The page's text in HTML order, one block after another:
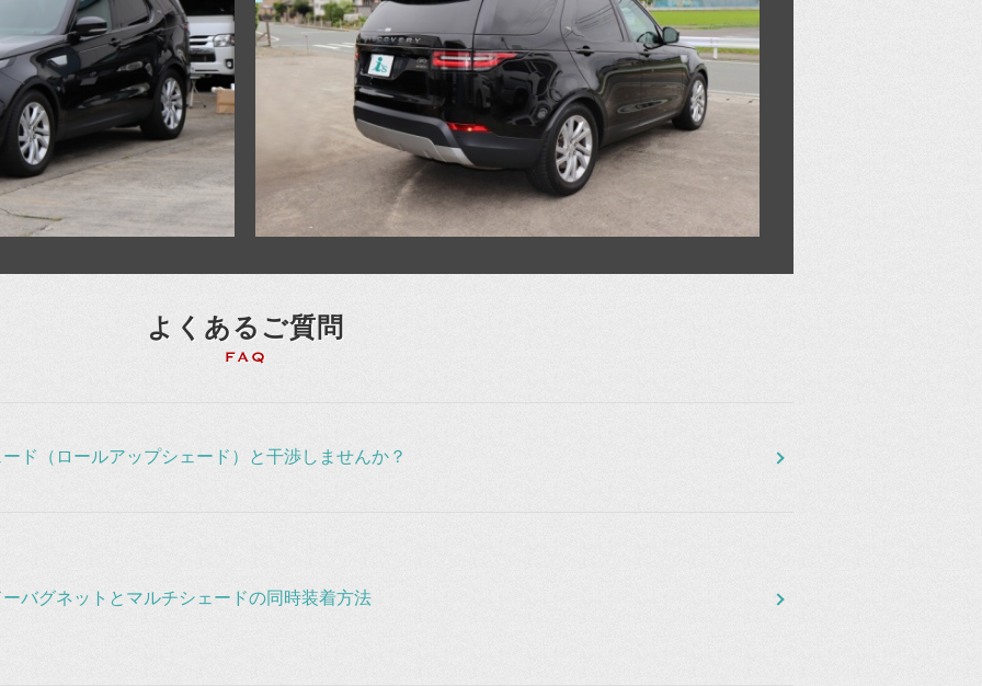
よくあるご質問
ド（ロールアップシェード）と干渉しませんか？
バグネットとマルチシェードの同時装着方法